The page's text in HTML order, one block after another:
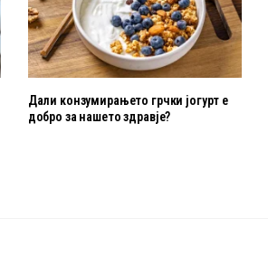
Дали конзумирањето грчки јогурт е
добро за нашето здравје?